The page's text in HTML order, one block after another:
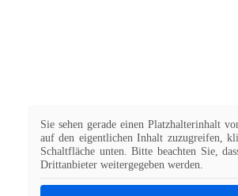
Sie sehen gerade einen Platzhalterinhalt
auf den eigentlichen Inhalt zuzugreifen,
Schaltfläche unten. Bitte beachten Sie,
Drittanbieter weitergegeben werden.